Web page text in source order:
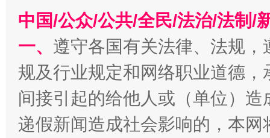
中国/公众/公共/全民/法治/法制/
一、 遵守各国有关法律、法规
规及行业规定和网络职业道德
间接引起的给他人或（单位）
递假新闻造成社会影响的，本